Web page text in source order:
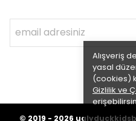
Alışveriş
yasal
(cookies)
Gizlilik ve
© 2019 - 2026